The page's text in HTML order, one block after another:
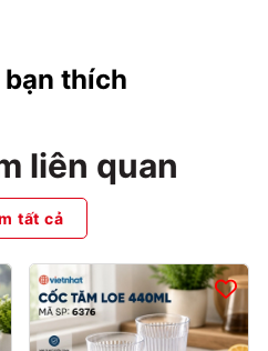
bạn thích
liên quan
tất cả